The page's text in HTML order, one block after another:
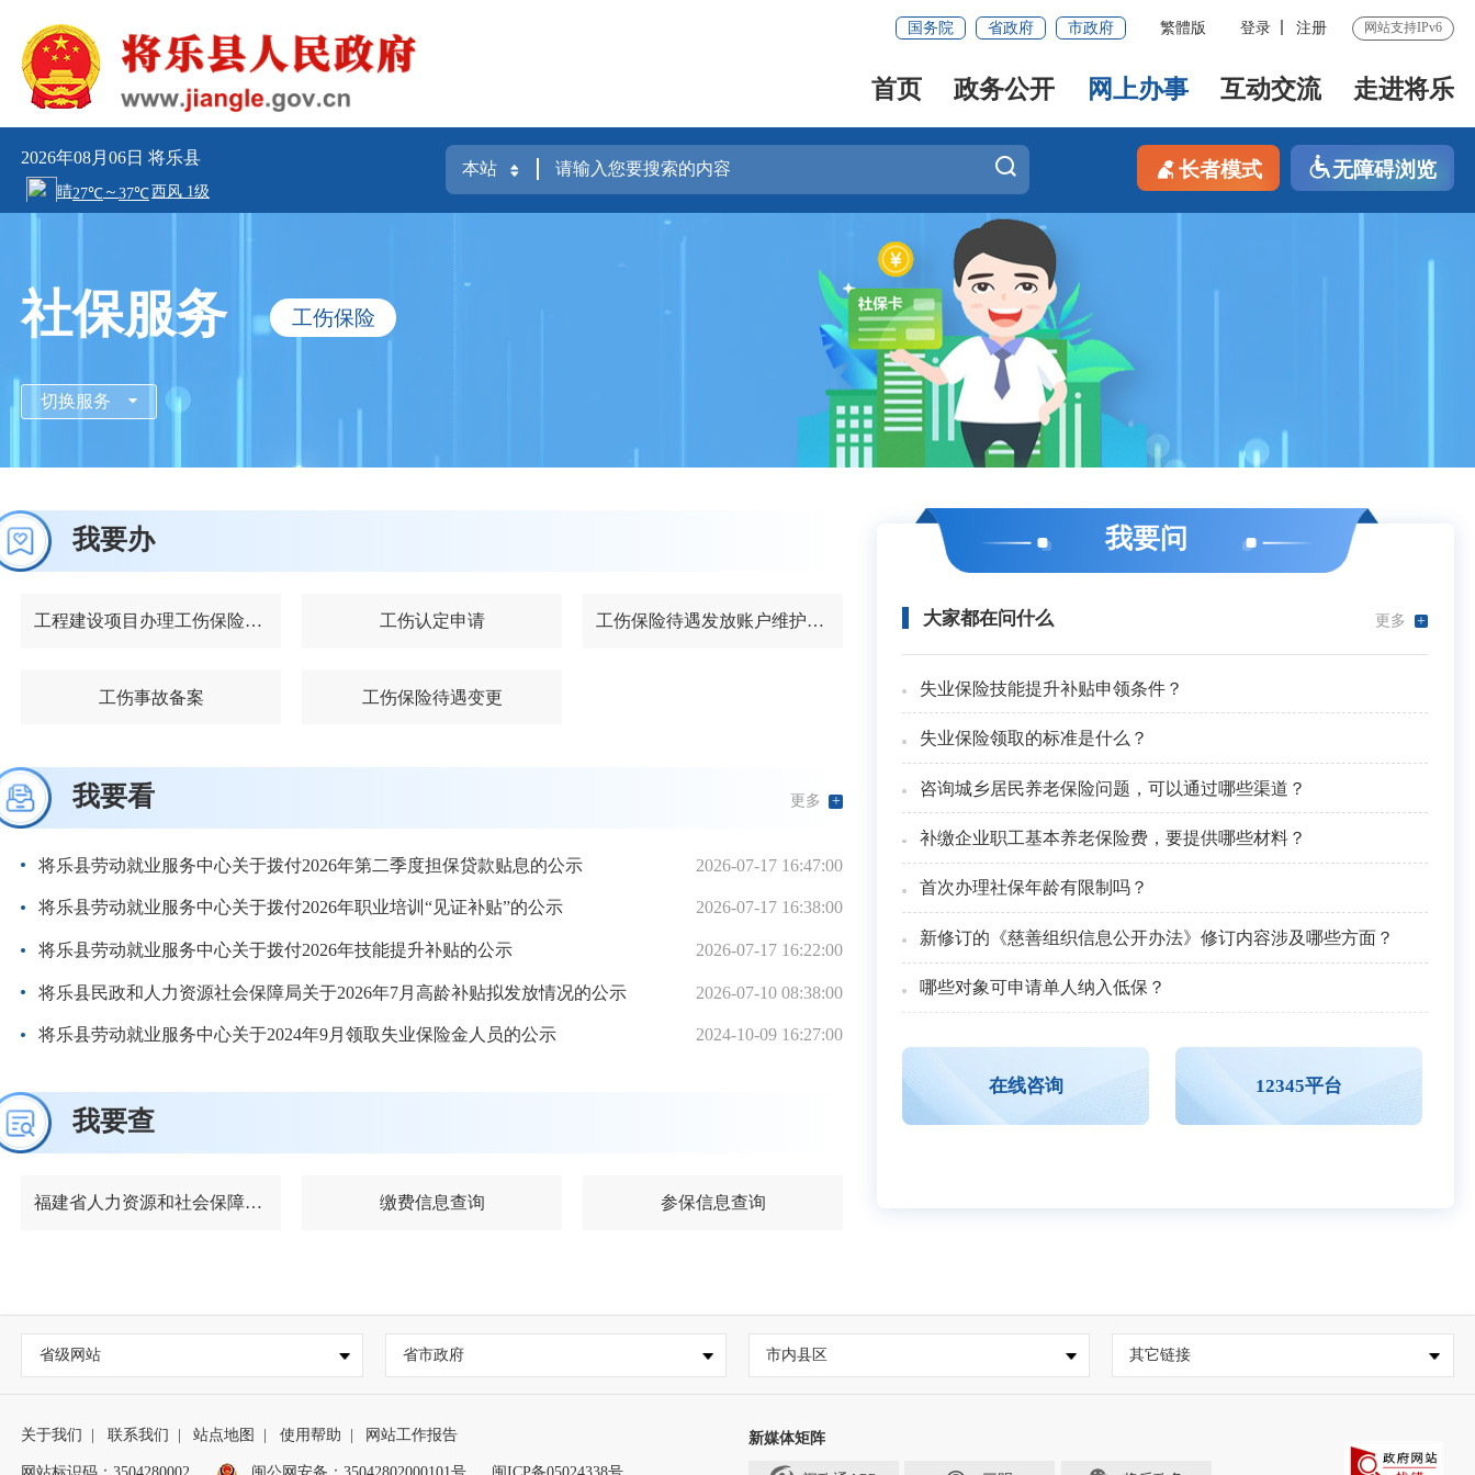
国务院 省政府 市政府 繁體版 登录 注册 网站支持IPv6
首页 政务公开 网上办事 互动交流 走进将乐
2026年08月06日将乐县
长者模式 无障碍浏览
社保服务 工伤保险
切换服务
我要办
工程建设项目办理工伤保险参保登记 工伤认定申请 工伤保险待遇发放账户维护申请
工伤事故备案 工伤保险待遇变更
我要看 更多 +
将乐县劳动就业服务中心关于拨付2026年第二季度担保贷款贴息的公示 2026-07-17 16:47:00
将乐县劳动就业服务中心关于拨付2026年职业培训“见证补贴”的公示 2026-07-17 16:38:00
将乐县劳动就业服务中心关于拨付2026年技能提升补贴的公示 2026-07-17 16:22:00
将乐县民政和人力资源社会保障局关于2026年7月高龄补贴拟发放情况的公示 2026-07-10 08:38:00
将乐县劳动就业服务中心关于2024年9月领取失业保险金人员的公示 2024-10-09 16:27:00
我要查
福建省人力资源和社会保障政务服务平台 缴费信息查询 参保信息查询
我要问
大家都在问什么 更多 +
失业保险技能提升补贴申领条件？
失业保险领取的标准是什么？
咨询城乡居民养老保险问题，可以通过哪些渠道？
补缴企业职工基本养老保险费，要提供哪些材料？
首次办理社保年龄有限制吗？
新修订的《慈善组织信息公开办法》修订内容涉及哪些方面？
哪些对象可申请单人纳入低保？
在线咨询 12345平台
省级网站 省市政府 市内县区 其它链接
关于我们 | 联系我们 | 站点地图 | 使用帮助 | 网站工作报告 新媒体矩阵